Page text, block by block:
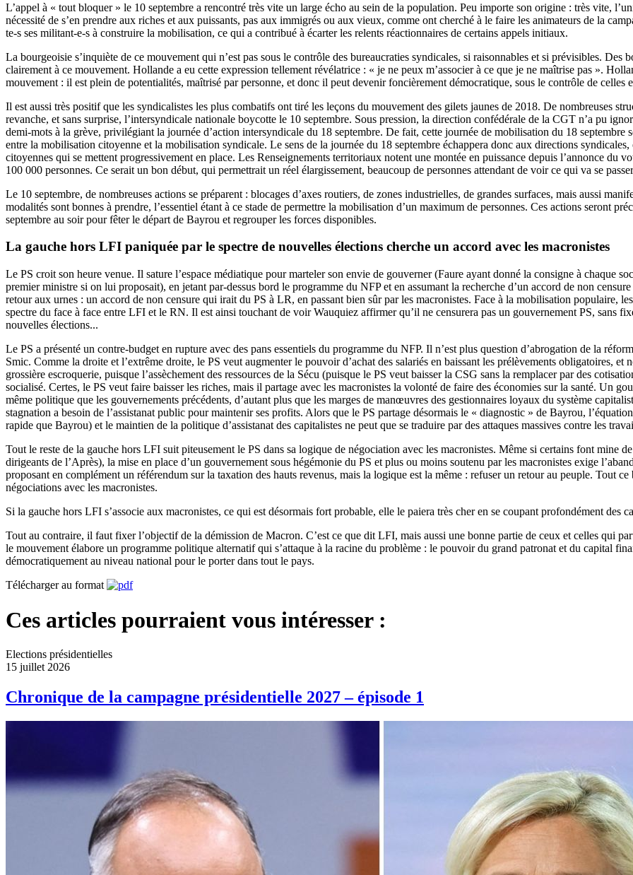
L’appel à « tout bloquer » le 10 septembre a rencontré très vite un large écho au sein de la population. Peu importe son origine : très vite,
nécessité de s’en prendre aux riches et aux puissants, pas aux immigrés ou aux vieux, comme ont cherché à le faire les animateurs de la
te-s ses militant-e-s à construire la mobilisation, ce qui a contribué à écarter les relents réactionnaires de certains appels initiaux.
La bourgeoisie s’inquiète de ce mouvement qui n’est pas sous le contrôle des bureaucraties syndicales, si raisonnables et si prévisibles.
clairement à ce mouvement. Hollande a eu cette expression tellement révélatrice : « je ne peux m’associer à ce que je ne maîtrise pas ».
mouvement : il est plein de potentialités, maîtrisé par personne, et donc il peut devenir foncièrement démocratique, sous le contrôle de celles
Il est aussi très positif que les syndicalistes les plus combatifs ont tiré les leçons du mouvement des gilets jaunes de 2018. De nombreuses
revanche, et sans surprise, l’intersyndicale nationale boycotte le 10 septembre. Sous pression, la direction confédérale de la CGT n’a pu
demi-mots à la grève, privilégiant la journée d’action intersyndicale du 18 septembre. De fait, cette journée de mobilisation du 18
entre la mobilisation citoyenne et la mobilisation syndicale. Le sens de la journée du 18 septembre échappera donc aux directions
citoyennes qui se mettent progressivement en place. Les Renseignements territoriaux notent une montée en puissance depuis l’annonce du
100 000 personnes. Ce serait un bon début, qui permettrait un réel élargissement, beaucoup de personnes attendant de voir ce qui va se
Le 10 septembre, de nombreuses actions se préparent : blocages d’axes routiers, de zones industrielles, de grandes surfaces, mais aussi
modalités sont bonnes à prendre, l’essentiel étant à ce stade de permettre la mobilisation d’un maximum de personnes. Ces actions seront
septembre au soir pour fêter le départ de Bayrou et regrouper les forces disponibles.
La gauche hors LFI paniquée par le spectre de nouvelles élections cherche un accord avec les macronistes
Le PS croit son heure venue. Il sature l’espace médiatique pour marteler son envie de gouverner (Faure ayant donné la consigne à chaque
premier ministre si on lui proposait), en jetant par-dessus bord le programme du NFP et en assumant la recherche d’un accord de non
retour aux urnes : un accord de non censure qui irait du PS à LR, en passant bien sûr par les macronistes. Face à la mobilisation populaire,
spectre du face à face entre LFI et le RN. Il est ainsi touchant de voir Wauquiez affirmer qu’il ne censurera pas un gouvernement PS, sans
nouvelles élections...
Le PS a présenté un contre-budget en rupture avec des pans essentiels du programme du NFP. Il n’est plus question d’abrogation de la
Smic. Comme la droite et l’extrême droite, le PS veut augmenter le pouvoir d’achat des salariés en baissant les prélèvements obligatoires, et
grossière escroquerie, puisque l’assèchement des ressources de la Sécu (puisque le PS veut baisser la CSG sans la remplacer par des
socialisé. Certes, le PS veut faire baisser les riches, mais il partage avec les macronistes la volonté de faire des économies sur la santé. Un
même politique que les gouvernements précédents, d’autant plus que les marges de manœuvres des gestionnaires loyaux du système
stagnation a besoin de l’assistanat public pour maintenir ses profits. Alors que le PS partage désormais le « diagnostic » de Bayrou,
rapide que Bayrou) et le maintien de la politique d’assistanat des capitalistes ne peut que se traduire par des attaques massives contre les
Tout le reste de la gauche hors LFI suit piteusement le PS dans sa logique de négociation avec les macronistes. Même si certains font mine
dirigeants de l’Après), la mise en place d’un gouvernement sous hégémonie du PS et plus ou moins soutenu par les macronistes exige
proposant en complément un référendum sur la taxation des hauts revenus, mais la logique est la même : refuser un retour au peuple. Tout
négociations avec les macronistes.
Si la gauche hors LFI s’associe aux macronistes, ce qui est désormais fort probable, elle le paiera très cher en se coupant profondément des
Tout au contraire, il faut fixer l’objectif de la démission de Macron. C’est ce que dit LFI, mais aussi une bonne partie de ceux et celles qui
le mouvement élabore un programme politique alternatif qui s’attaque à la racine du problème : le pouvoir du grand patronat et du capital
démocratiquement au niveau national pour le porter dans tout le pays.
Télécharger au format
Ces articles pourraient vous intéresser :
Elections présidentielles
15 juillet 2026
Chronique de la campagne présidentielle 2027 – épisode 1